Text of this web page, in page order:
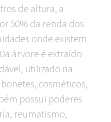
de altura, a
50% da renda dos
onde existem
árvore é extraído
utilizado na
cosméticos,
possui poderes
reumatismo,